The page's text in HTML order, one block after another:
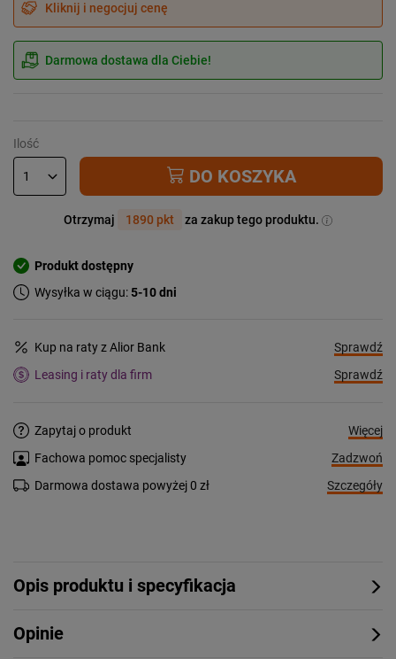
Kliknij i negocjuj cenę
Darmowa dostawa dla Ciebie!
Ilość
DO KOSZYKA
Otrzymaj 1890 pkt za zakup tego produktu.
Produkt dostępny
Wysyłka w ciągu:5-10 dni
Kup na raty z Alior Bank
Sprawdź
Leasing i raty dla firm
Sprawdź
Zapytaj o produkt
Więcej
Fachowa pomoc specjalisty
Zadzwoń
Darmowa dostawa powyżej 0 zł
Szczegóły
Opis produktu i specyfikacja
Opinie